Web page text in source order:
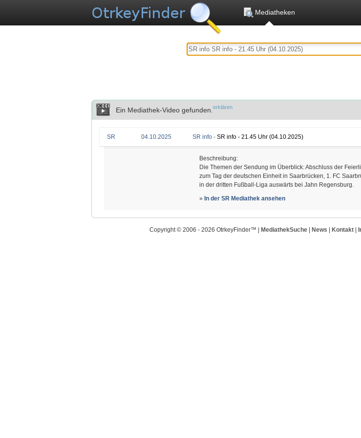
Mediatheken
Ein Mediathek-Video gefunden. erklären
SR 04.10.2025 SR info - SR info - 21.45 Uhr (04.10.2025)
Beschreibung:
Die Themen der Sendung im Überblick: Abschluss der
zum Tag der deutschen Einheit in Saarbrücken, 1. FC
in der dritten Fußball-Liga auswärts bei Jahn Regensburg.
» In der SR Mediathek ansehen
Copyright © 2006 - 2026 OtrkeyFinder™ | MediathekSuche| News Kontakt|